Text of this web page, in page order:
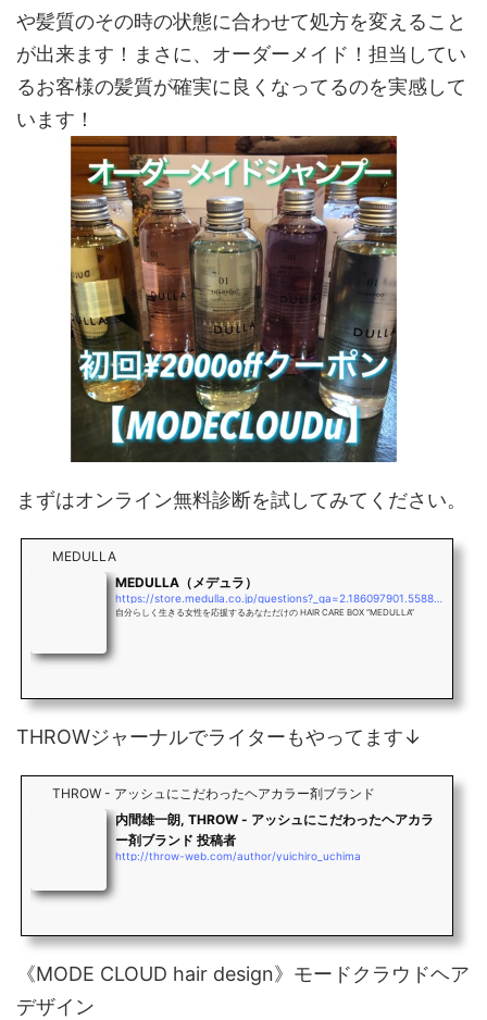
や髪質のその時の状態に合わせて処方を変えること
が出来ます！まさに、オーダーメイド！担当してい
るお客様の髪質が確実に良くなってるのを実感して
います！
まずはオンライン無料診断を試してみてください。
MEDULLA
MEDULLA（メデュラ）
https://store.medulla.co.jp/questions?_ga=2.186097901.558837875.1569732036-797101365.1569732036
自分らしく生きる女性を応援するあなただけの HAIR CARE BOX “MEDULLA”
THROWジャーナルでライターもやってます↓
THROW - アッシュにこだわったヘアカラー剤ブランド
内間雄一朗, THROW - アッシュにこだわったヘアカラ
ー剤ブランド 投稿者
http://throw-web.com/author/yuichiro_uchima
《MODE CLOUD hair design》モードクラウドヘア
デザイン